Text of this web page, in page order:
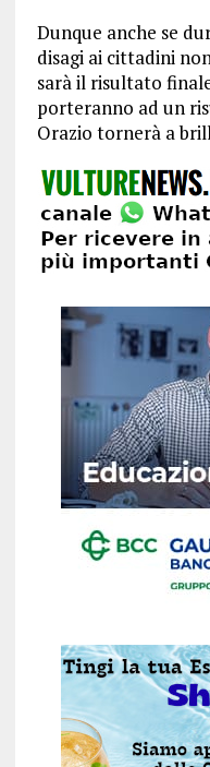
Dunque anche se
disagi ai cittadini
sarà il risultato
porteranno ad un
Orazio tornerà a